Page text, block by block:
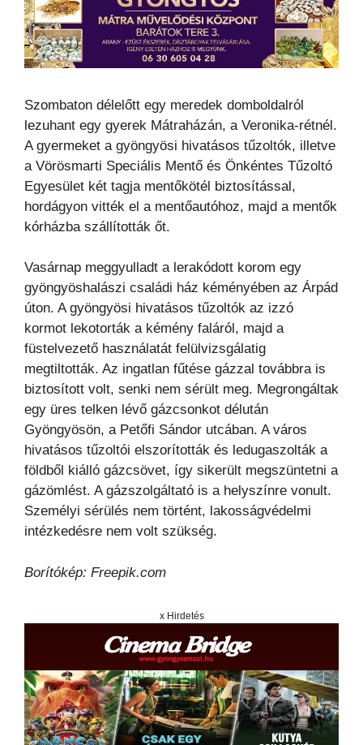
Szombaton délelőtt egy meredek domboldalról
lezuhant egy gyerek Mátraházán, a Veronika-rétnél.
A gyermeket a gyöngyösi hivatásos tűzoltók, illetve
a Vörösmarti Speciális Mentő és Önkéntes Tűzoltó
Egyesület két tagja mentőkötél biztosítással,
hordágyon vitték el a mentőautóhoz, majd a mentők
kórházba szállították őt.
Vasárnap meggyulladt a lerakódott korom egy
gyöngyöshalászi családi ház kéményében az Árpád
úton. A gyöngyösi hivatásos tűzoltók az izzó
kormot lekotorták a kémény faláról, majd a
füstelvezető használatát felülvizsgálatig
megtiltották. Az ingatlan fűtése gázzal továbbra is
biztosított volt, senki nem sérült meg. Megrongáltak
egy üres telken lévő gázcsonkot délután
Gyöngyösön, a Petőfi Sándor utcában. A város
hivatásos tűzoltói elszorították és ledugaszolták a
földből kiálló gázcsövet, így sikerült megszüntetni a
gázömlést. A gázszolgáltató is a helyszínre vonult.
Személyi sérülés nem történt, lakosságvédelmi
intézkedésre nem volt szükség.
Borítókép: Freepik.com
x Hirdetés